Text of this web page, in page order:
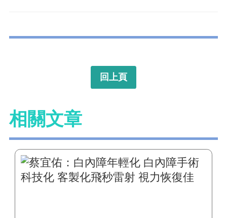
回上頁
相關文章